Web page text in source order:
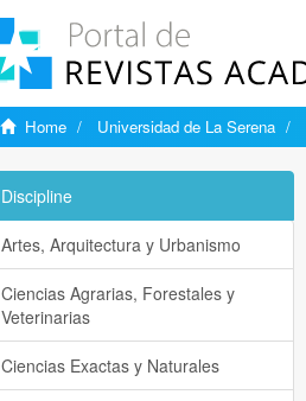
Home Universidad de La Serena
Discipline
Artes, Arquitectura y Urbanismo
Ciencias Agrarias, Forestales y
Veterinarias
Ciencias Exactas y Naturales